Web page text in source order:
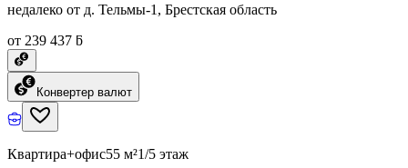
недалеко от д. Тельмы-1, Брестская область
от 239 437 ƃ
Конвертер валют
Квартира+офис55 м²1/5 этаж